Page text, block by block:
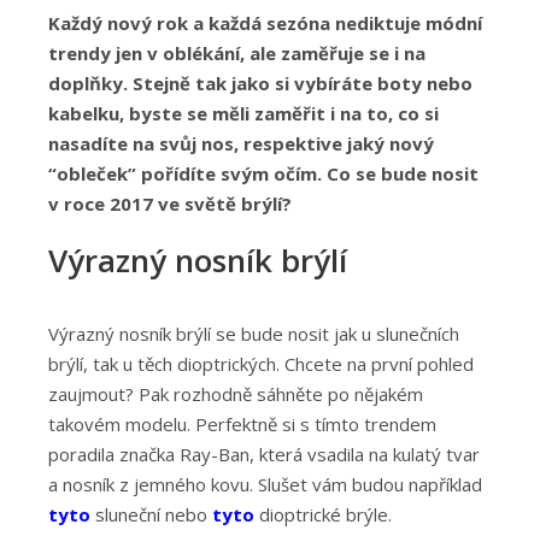
Každý nový rok a každá sezóna nediktuje módní
trendy jen v oblékání, ale zaměřuje se i na
doplňky. Stejně tak jako si vybíráte boty nebo
kabelku, byste se měli zaměřit i na to, co si
nasadíte na svůj nos, respektive jaký nový
“obleček” pořídíte svým očím. Co se bude nosit
v roce 2017 ve světě brýlí?
Výrazný nosník brýlí
Výrazný nosník brýlí se bude nosit jak u slunečních
brýlí, tak u těch dioptrických. Chcete na první pohled
zaujmout? Pak rozhodně sáhněte po nějakém
takovém modelu. Perfektně si s tímto trendem
poradila značka Ray-Ban, která vsadila na kulatý tvar
a nosník z jemného kovu. Slušet vám budou například
tyto sluneční nebo tyto dioptrické brýle.